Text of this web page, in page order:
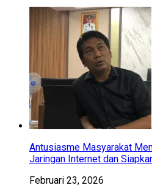
Antusiasme Masyarakat
Jaringan Internet dan
Februari 23, 2026